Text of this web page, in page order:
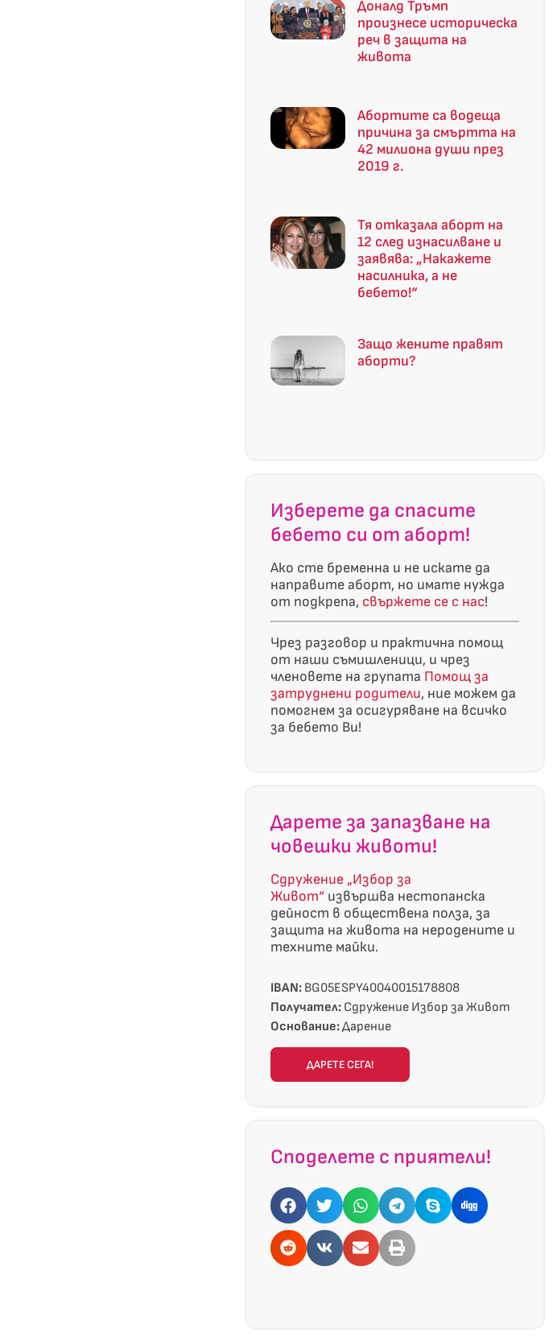
Доналд Тръмп
произнесе историческа
реч в защита на
живота
Абортите са водеща
причина за смъртта на
42 милиона души през
2019 г.
Тя отказала аборт на
12 след изнасилване и
заявява: „Накажете
насилника, а не
бебето!“
Защо жените правят
аборти?
Изберете да спасите
бебето си от аборт!
Ако сте бременна и не искате да
направите аборт, но имате нужда
от подкрепа, свържете се с нас!
Чрез разговор и практична помощ
от наши съмишленици, и чрез
членовете на групата Помощ за
затруднени родители, ние можем да
помогнем за осигуряване на всичко
за бебето Ви!
Дарете за запазване на
човешки животи!
Сдружение „Избор за
Живот“извършва нестопанска
дейност в обществена полза, за
защита на живота на неродените и
техните майки.
IBAN:BG05ESPY40040015178808
Получател:Сдружение Избор за Живот
Основание:Дарение
ДАРЕТЕ СЕГА!
Споделете с приятели!